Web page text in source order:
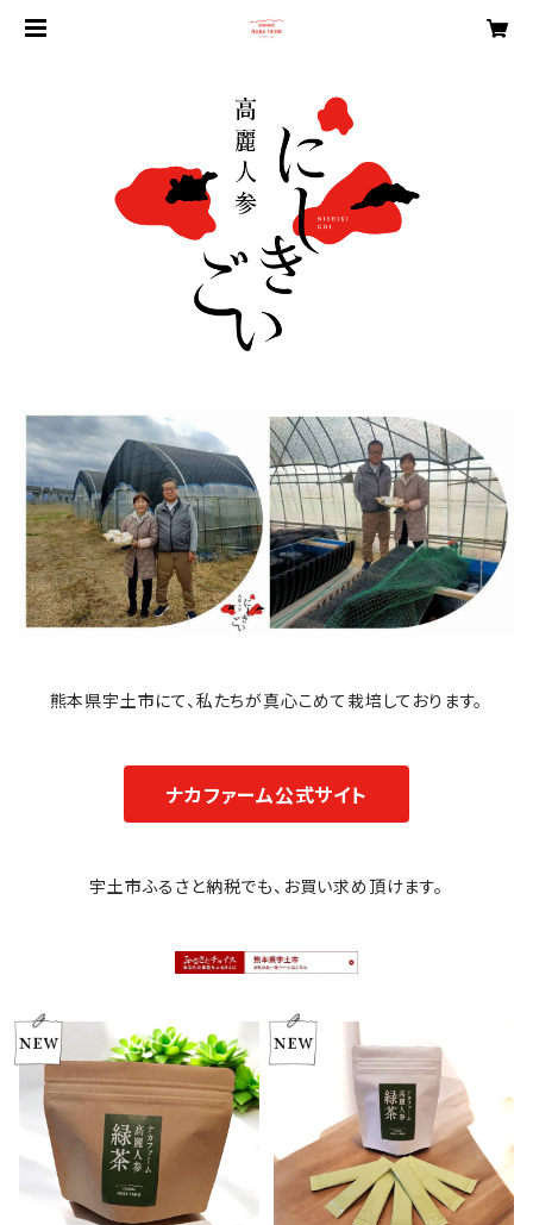
熊本県宇土市にて、私たちが真心こめて栽培しております。
ナカファーム公式サイト
宇土市ふるさと納税でも、お買い求め頂けます。